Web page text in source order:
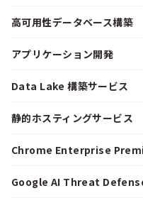
高可用性データベース構築
アプリケーション開発
Data Lake 構築サービス
静的ホスティングサービス
Chrome Enterprise
Google AI Threat